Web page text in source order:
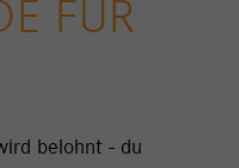
FÜR
belohnt - du